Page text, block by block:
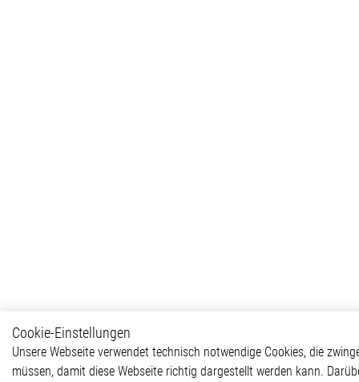
Cookie-Einstellungen
Unsere Webseite verwendet technisch notwendige Cookies, die
müssen, damit diese Webseite richtig dargestellt werden kann.